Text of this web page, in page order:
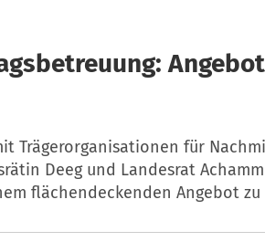
Trägerorganisationen für
Deeg und Landesrat
flächendeckenden Angebot